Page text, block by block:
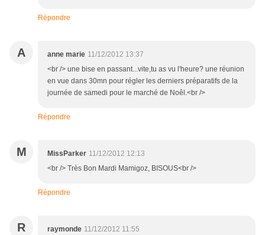
Répondre
A anne marie 11/12/2012 13:37
<br /> une bise en passant...vite,tu as vu l'heure? une réunion
en vue dans 30mn pour régler les derniers préparatifs de la
journée de samedi pour le marché de Noêl.<br />
Répondre
M MissParker 11/12/2012 12:13
<br /> Très Bon Mardi Mamigoz, BISOUS<br />
Répondre
R raymonde 11/12/2012 11:55